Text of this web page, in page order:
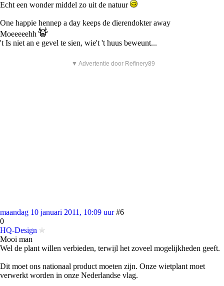
Echt een wonder middel zo uit de natuur
One happie hennep a day keeps de dierendokter away
Moeeeeehh
't Is niet an e gevel te sien, wie't 't huus beweunt...
▼ Advertentie door Refinery89
maandag 10 januari 2011, 10:09 uur #6
0
HQ-Design
Mooi man
Wel de plant willen verbieden, terwijl het zoveel mogelijkheden geeft.
Dit moet ons nationaal product moeten zijn. Onze wietplant moet
verwerkt worden in onze Nederlandse vlag.